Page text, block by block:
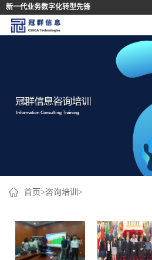
新一代业务数字化转型先锋
首
首页>咨询培训 >